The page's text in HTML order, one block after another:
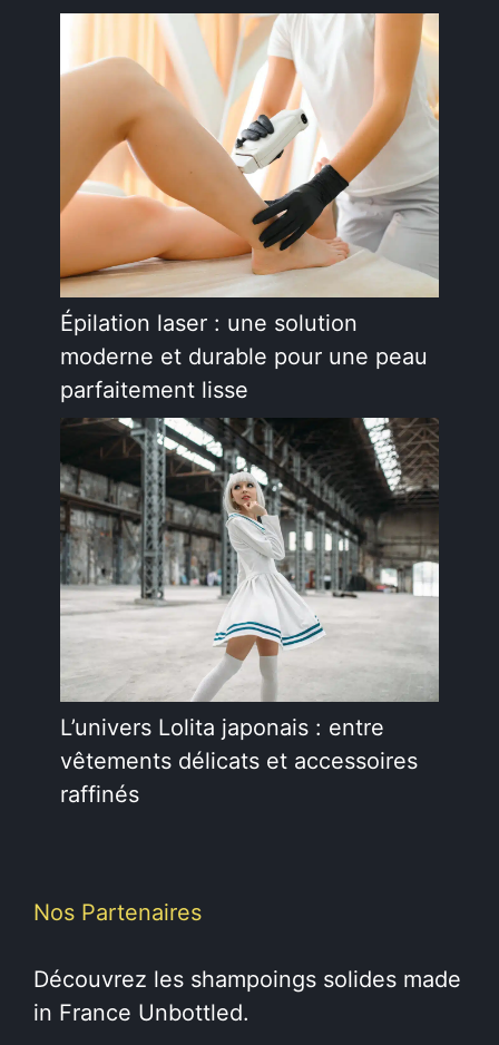
Épilation laser : une solution
moderne et durable pour une peau
parfaitement lisse
L’univers Lolita japonais : entre
vêtements délicats et accessoires
raffinés
Nos Partenaires
Découvrez les shampoings solides made
in France Unbottled.